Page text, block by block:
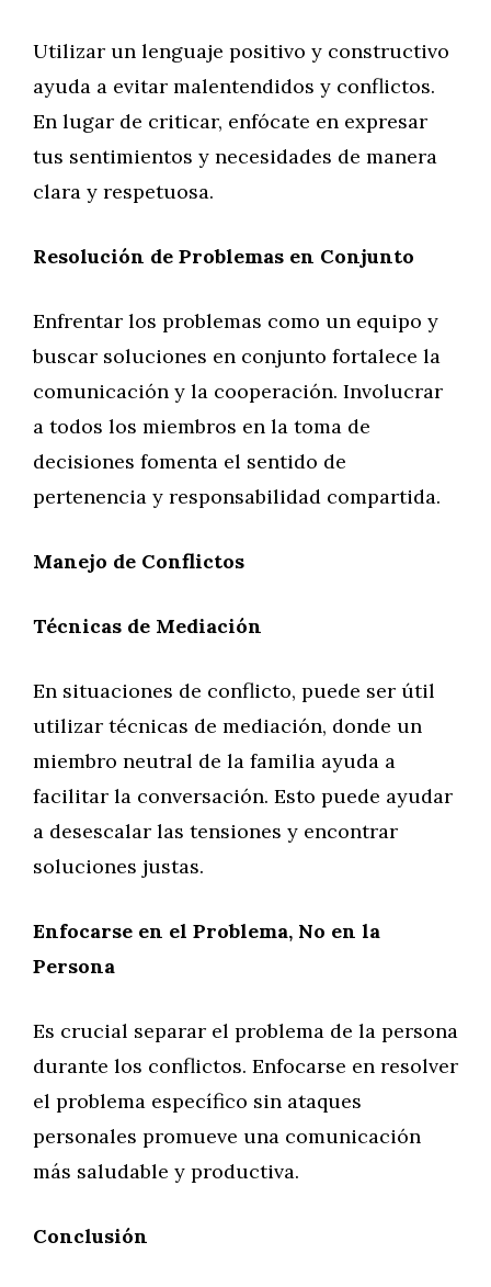
Utilizar un lenguaje positivo y constructivo
ayuda a evitar malentendidos y conflictos.
En lugar de criticar, enfócate en expresar
tus sentimientos y necesidades de manera
clara y respetuosa.
Resolución de Problemas en Conjunto
Enfrentar los problemas como un equipo y
buscar soluciones en conjunto fortalece la
comunicación y la cooperación. Involucrar
a todos los miembros en la toma de
decisiones fomenta el sentido de
pertenencia y responsabilidad compartida.
Manejo de Conflictos
Técnicas de Mediación
En situaciones de conflicto, puede ser útil
utilizar técnicas de mediación, donde un
miembro neutral de la familia ayuda a
facilitar la conversación. Esto puede ayudar
a desescalar las tensiones y encontrar
soluciones justas.
Enfocarse en el Problema, No en la
Persona
Es crucial separar el problema de la persona
durante los conflictos. Enfocarse en resolver
el problema específico sin ataques
personales promueve una comunicación
más saludable y productiva.
Conclusión